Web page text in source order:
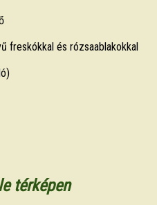
freskókkal és rózsaablakokkal
térképen